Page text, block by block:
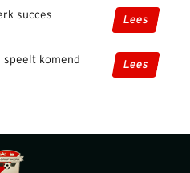
succes Lees
speelt komend
Lees